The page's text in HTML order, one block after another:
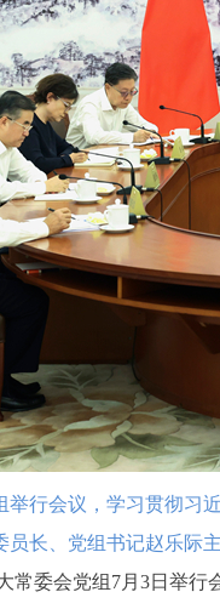
会议，学习贯彻习近
长、党组书记赵乐际
委会党组7月3日举行